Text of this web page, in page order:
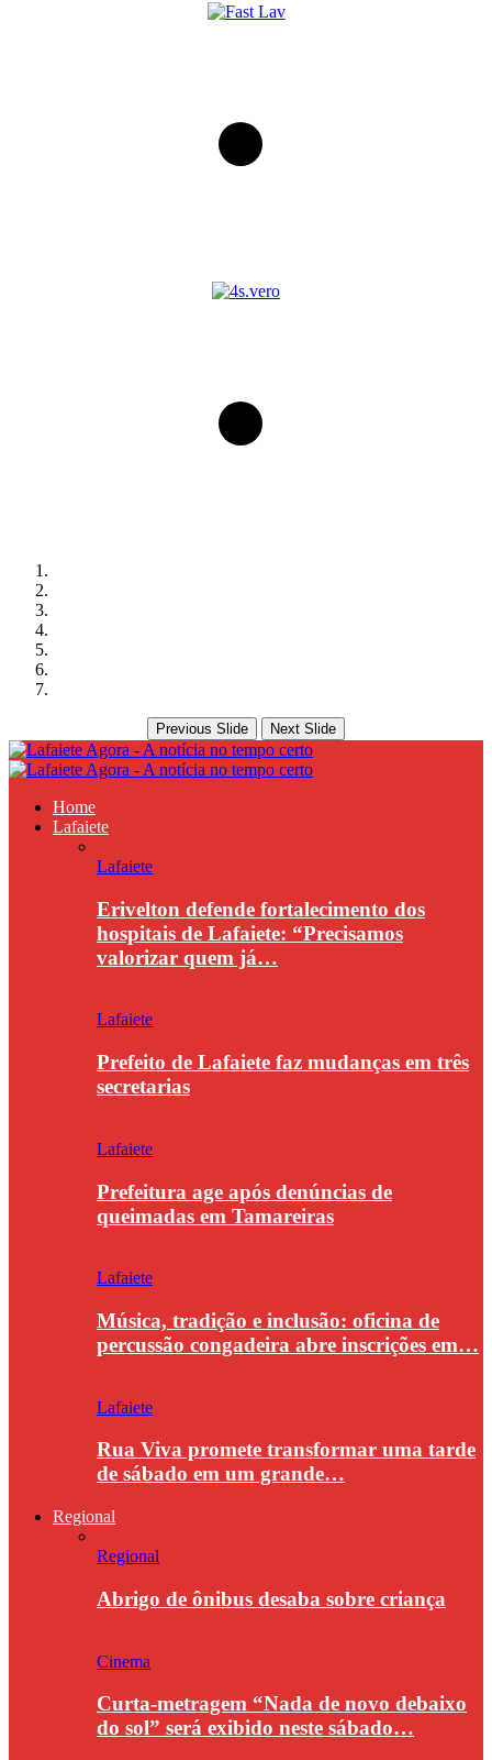
Previous Slide Next Slide
Home
Lafaiete
Lafaiete
Erivelton defende fortalecimento dos
hospitais de Lafaiete: “Precisamos
valorizar quem já…
Lafaiete
Prefeito de Lafaiete faz mudanças em três
secretarias
Lafaiete
Prefeitura age após denúncias de
queimadas em Tamareiras
Lafaiete
Música, tradição e inclusão: oficina de
percussão congadeira abre inscrições em…
Lafaiete
Rua Viva promete transformar uma tarde
de sábado em um grande…
Regional
Regional
Abrigo de ônibus desaba sobre criança
Cinema
Curta-metragem “Nada de novo debaixo
do sol” será exibido neste sábado…